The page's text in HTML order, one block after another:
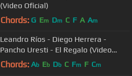
(Video Oficial)
Chords: G Em Dm C F A Am
Leandro Ríos - Diego Herrera -
Pancho Uresti - El Regalo (Video
Oficial)
Chords: Ab Eb Db C Fm F Cm